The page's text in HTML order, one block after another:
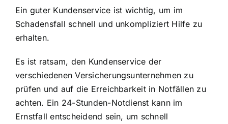
Ein guter Kundenservice ist wichtig, um im
Schadensfall schnell und unkompliziert Hilfe zu
erhalten.
Es ist ratsam, den Kundenservice der
verschiedenen Versicherungsunternehmen zu
prüfen und auf die Erreichbarkeit in Notfällen zu
achten. Ein 24-Stunden-Notdienst kann im
Ernstfall entscheidend sein, um schnell